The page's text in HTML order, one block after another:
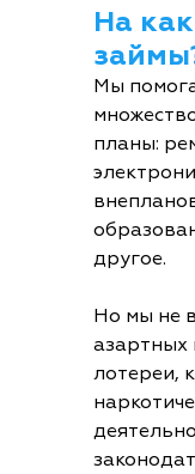
На
Мы
планы:
другое.
Но мы не
азартных
лотереи,